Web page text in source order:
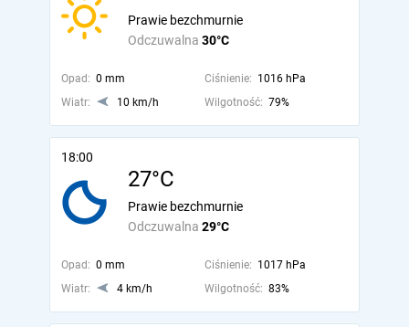
Odczuwalna 30°C
Prawie bezchmurnie
Opad: 0 mm Ciśnienie: 1016 hPa
Wiatr:
10 km/h Wilgotność: 79%
18:00
27°C
Odczuwalna 29°C
Prawie bezchmurnie
Opad: 0 mm Ciśnienie: 1017 hPa
Wiatr:
4 km/h Wilgotność: 83%